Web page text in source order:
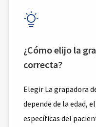

¿Cómo elijo la
correcta?
Elegir La grapadora
depende de la edad,
específicas del